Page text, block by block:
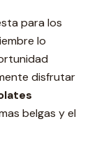
para los
lo
disfrutar
belgas y el